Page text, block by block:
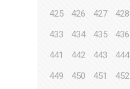
425
426 427 428
433
434 435 436
441
442 443 444
449
450 451 452